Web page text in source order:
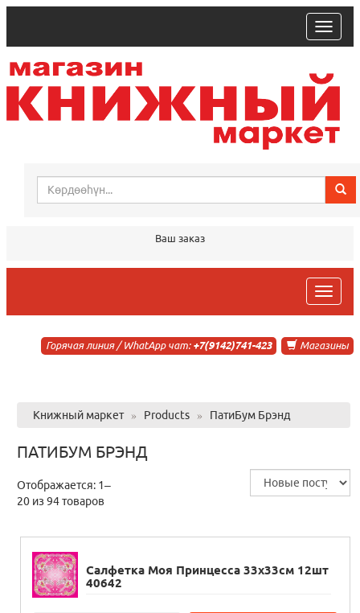
trk
Ваш заказ
trk
Магазины
Горячая линия / WhatApp чат: +7(9142)741-423
Книжный маркет » Products » ПатиБум Брэнд
ПАТИБУМ БРЭНД
Отображается: 1–
20 из 94 товаров
Салфетка Моя Принцесса 33х33см 12шт
40642